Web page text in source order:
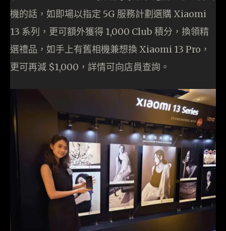
機的話，如即場以指定 5G 服務計劃選購 Xiaomi
13 系列，更可額外獲得 1,000 Club 積分，換領精
選禮品，如手上有舊相機兼想換 Xiaomi 13 Pro，
更可再減 $1,000，詳情可向店員查詢。